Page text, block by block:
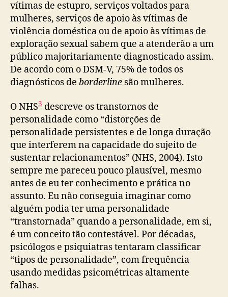
vítimas de estupro, serviços voltados para
mulheres, serviços de apoio às vítimas de
violência doméstica ou de apoio às vítimas de
exploração sexual sabem que a atenderão a um
público majoritariamente diagnosticado assim.
De acordo com o DSM-V, 75% de todos os
diagnósticos de borderline são mulheres.
O NHS3 descreve os transtornos de
personalidade como “distorções de
personalidade persistentes e de longa duração
que interferem na capacidade do sujeito de
sustentar relacionamentos” (NHS, 2004). Isto
sempre me pareceu pouco plausível, mesmo
antes de eu ter conhecimento e prática no
assunto. Eu não conseguia imaginar como
alguém podia ter uma personalidade
“transtornada” quando a personalidade, em si,
é um conceito tão contestável. Por décadas,
psicólogos e psiquiatras tentaram classificar
“tipos de personalidade”, com frequência
usando medidas psicométricas altamente
falhas.